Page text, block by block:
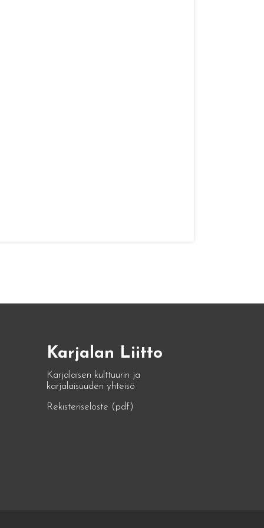
Karjalan Liitto
Karjalaisen kulttuurin ja
karjalaisuuden yhteisö
Rekisteriseloste (pdf)